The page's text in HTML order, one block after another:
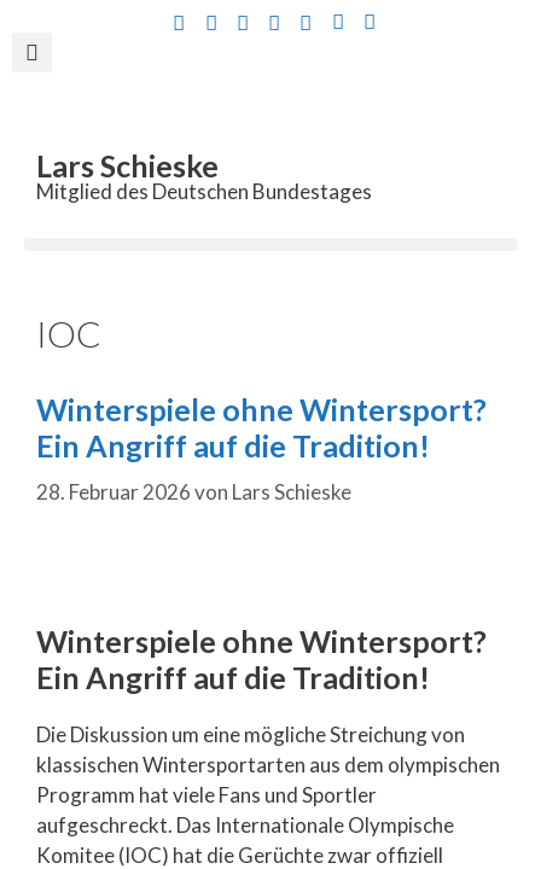
Lars Schieske
Mitglied des Deutschen Bundestages
IOC
Winterspiele ohne Wintersport?
Ein Angriff auf die Tradition!
28. Februar 2026von Lars Schieske
Winterspiele ohne Wintersport?
Ein Angriff auf die Tradition!
Die Diskussion um eine mögliche Streichung von
klassischen Wintersportarten aus dem olympischen
Programm hat viele Fans und Sportler
aufgeschreckt. Das Internationale Olympische
Komitee (IOC) hat die Gerüchte zwar offiziell